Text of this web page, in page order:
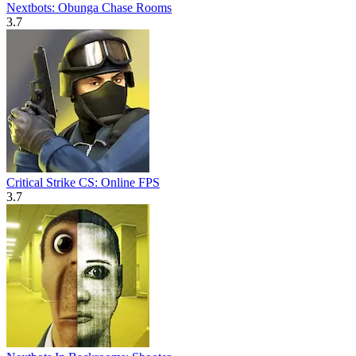
Nextbots: Obunga Chase Rooms
3.7
Critical Strike CS: Online FPS
3.7